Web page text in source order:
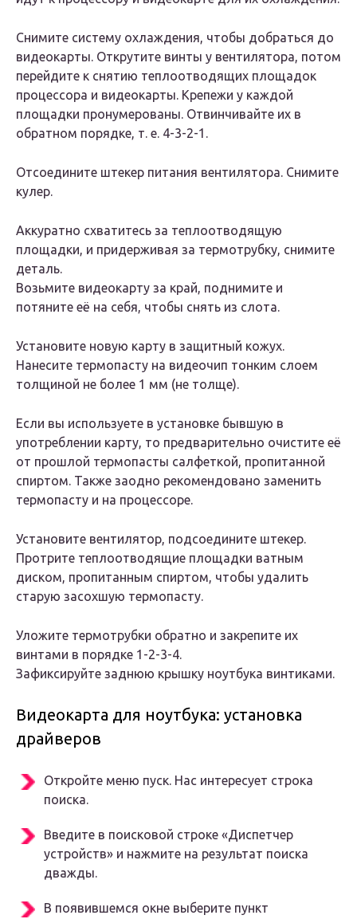
Снимите систему охлаждения, чтобы добраться до
видеокарты. Открутите винты у вентилятора, потом
перейдите к снятию теплоотводящих площадок
процессора и видеокарты. Крепежи у каждой
площадки пронумерованы. Отвинчивайте их в
обратном порядке, т. е. 4-3-2-1.
Отсоедините штекер питания вентилятора. Снимите
кулер.
Аккуратно схватитесь за теплоотводящую
площадки, и придерживая за термотрубку, снимите
деталь.
Возьмите видеокарту за край, поднимите и
потяните её на себя, чтобы снять из слота.
Установите новую карту в защитный кожух.
Нанесите термопасту на видеочип тонким слоем
толщиной не более 1 мм (не толще).
Если вы используете в установке бывшую в
употреблении карту, то предварительно очистите её
от прошлой термопасты салфеткой, пропитанной
спиртом. Также заодно рекомендовано заменить
термопасту и на процессоре.
Установите вентилятор, подсоедините штекер.
Протрите теплоотводящие площадки ватным
диском, пропитанным спиртом, чтобы удалить
старую засохшую термопасту.
Уложите термотрубки обратно и закрепите их
винтами в порядке 1-2-3-4.
Зафиксируйте заднюю крышку ноутбука винтиками.
Видеокарта для ноутбука: установка
драйверов
Откройте меню пуск. Нас интересует строка
поиска.
Введите в поисковой строке «Диспетчер
устройств» и нажмите на результат поиска
дважды.
В появившемся окне выберите пункт